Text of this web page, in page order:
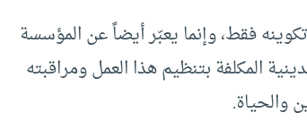
فقط، وإنما يعبّر أيضاً عن المؤسسة
المكلفة بتنظيم هذا العمل ومراقبته
والحياة.